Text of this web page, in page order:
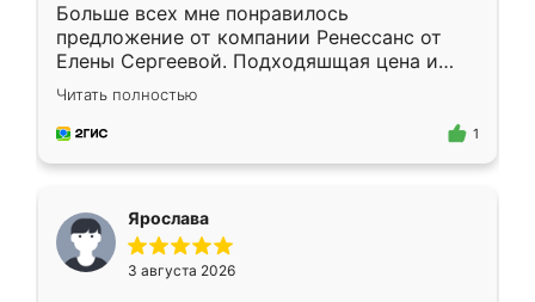
Больше всех мне понравилось
предложение от компании Ренессанс от
Елены Сергеевой. Подходяшщая цена и
короткие сроки изготовления. Приехавший
для замера сотрудник Владислав
предложил по моему эскизу самый
Читать полностью
1
Ярослава
3 августа 2026